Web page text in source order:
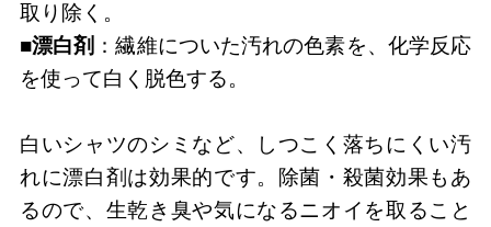
取り除く。
■漂白剤 ：繊維についた汚れの色素を、化学反応
を使って白く脱色する。
白いシャツのシミなど、しつこく落ちにくい汚
れに漂白剤は効果的です。除菌・殺菌効果もあ
るので、生乾き臭や気になるニオイを取ること